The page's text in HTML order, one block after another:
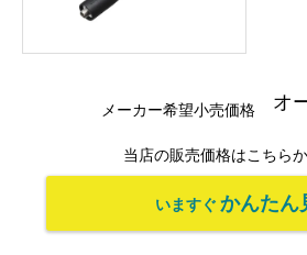
メーカー希望小売価格 オ
当店の販売価格はこちら
いますぐ かんたん